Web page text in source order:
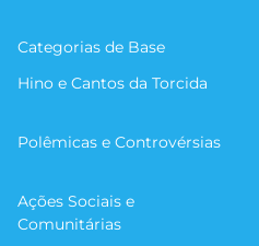
Categorias de Base
Hino e Cantos da Torcida
Polêmicas e Controvérsias
Ações Sociais e
Comunitárias